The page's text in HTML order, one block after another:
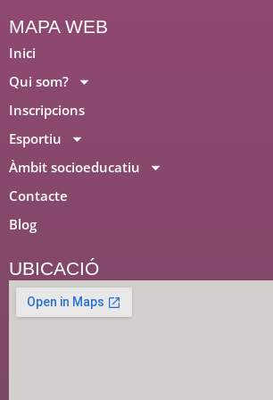
UBICACIÓ
MAPA WEB
Inici
Qui som?
Inscripcions
Esportiu
Àmbit socioeducatiu
Contacte
Blog